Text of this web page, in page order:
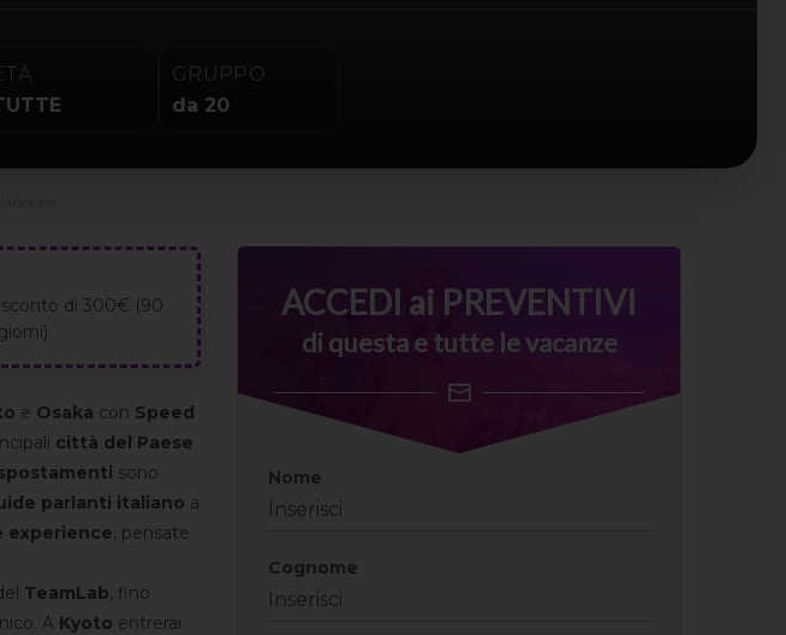
GRUPPO
da 20
di 300€ (90
e Osaka con Speed
città del Paese
sono
parlanti italiano a
experience, pensate
TeamLab, fino
A Kyoto entrerai
ACCEDI ai PREVENTIVI
di questa e tutte le vacanze
Nome
Cognome